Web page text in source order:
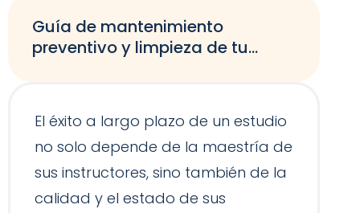
Guía de mantenimiento
preventivo y limpieza de tu
El éxito a largo plazo de un estudio
no solo depende de la maestría de
sus instructores, sino también de la
calidad y el estado de sus